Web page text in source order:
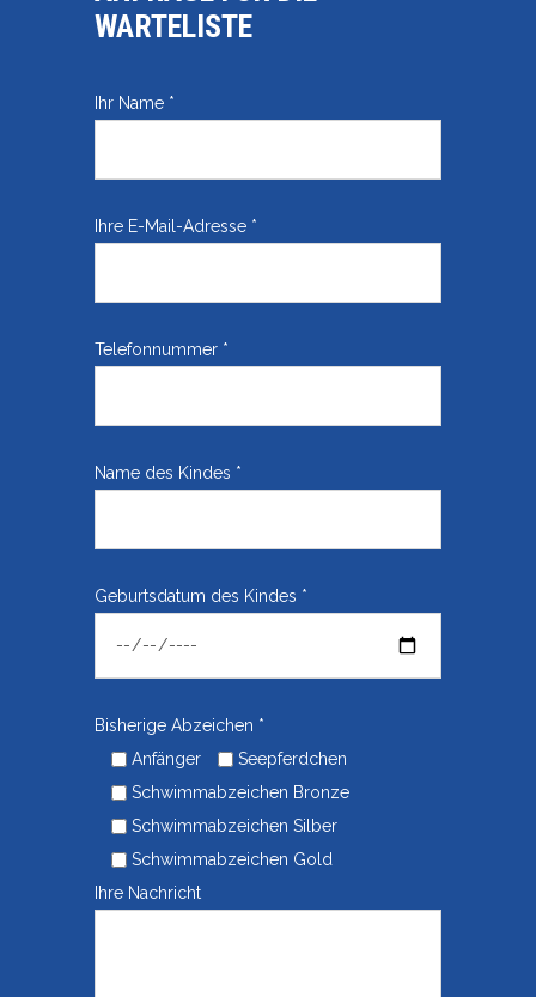
WARTELISTE
Ihr Name *
Ihre E-Mail-Adresse *
Telefonnummer *
Name des Kindes *
Geburtsdatum des Kindes *
Bisherige Abzeichen *
Anfänger
Seepferdchen
Schwimmabzeichen Bronze
Schwimmabzeichen Silber
Schwimmabzeichen Gold
Ihre Nachricht